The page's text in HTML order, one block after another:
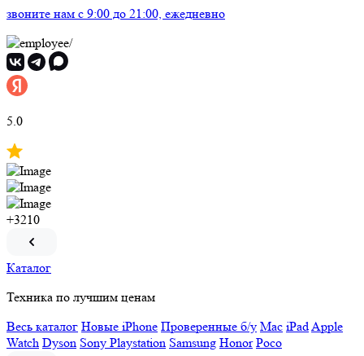
звоните нам c 9:00 до 21:00, ежедневно
5.0
+3210
Каталог
Техника по лучшим ценам
Весь каталог Новые iPhone Проверенные б/у Mac iPadApple
Watch Dyson Sony Playstation Samsung Honor Poco